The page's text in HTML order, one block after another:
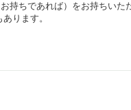
持ちであれば）をお持ちいた
ります。